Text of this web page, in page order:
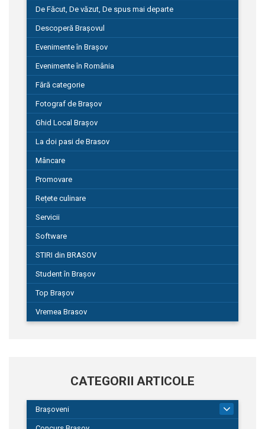
De Făcut, De văzut, De spus mai departe
Descoperă Brașovul
Evenimente în Brașov
Evenimente în România
Fără categorie
Fotograf de Brașov
Ghid Local Brașov
La doi pasi de Brasov
Mâncare
Promovare
Rețete culinare
Servicii
Software
STIRI din BRASOV
Student în Brașov
Top Brașov
Vremea Brasov
CATEGORII ARTICOLE
Brașoveni